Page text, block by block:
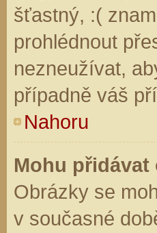
šťastný, :(
prohlédnout
nezneužívat,
případně váš
Nahoru
Mohu přidávat
Obrázky se
v současné